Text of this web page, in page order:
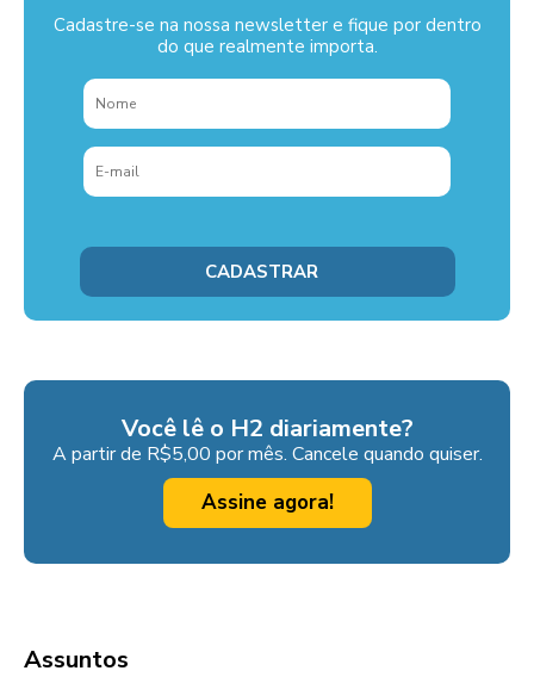
Cadastre-se na nossa newsletter e fique por dentro
do que realmente importa.
Você lê o H2 diariamente?
A partir de R$5,00 por mês. Cancele quando quiser.
Assine agora!
Assuntos